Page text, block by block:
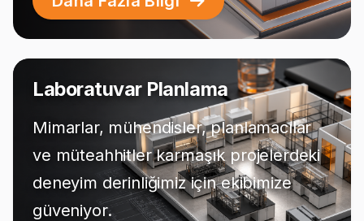
Laboratuvar Planlama
Mimarlar, mühendisler, planlamacılar
ve müteahhitler karmaşık projelerdeki
deneyim derinliğimiz için ekibimize
güveniyor.